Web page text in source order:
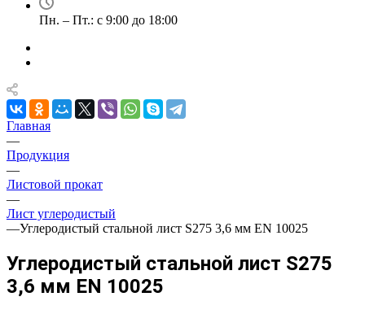
Пн. – Пт.: с 9:00 до 18:00
Главная
—
Продукция
—
Листовой прокат
—
Лист углеродистый
—Углеродистый стальной лист S275 3,6 мм EN 10025
Углеродистый стальной лист S275
3,6 мм EN 10025